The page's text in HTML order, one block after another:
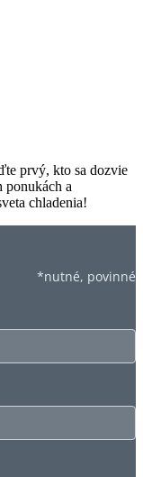
prvý, kto sa dozvie
ponukách a
chladenia!
*nutné, povinné